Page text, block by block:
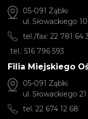
05-091 Ząbki
ul. Słowackiego 10
tel./fax: 22 781 64
tel.: 516 796 593
Filia Miejskiego
05-091 Ząbki
ul. Słowackiego 21
tel. 22 674 12 68